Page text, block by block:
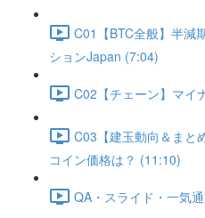
C01【BTC全般】半減
ションJapan (7:04)
C02【チェーン】マイ
C03【建玉動向＆まと
コイン価格は？ (11:10)
QA・スライド・一気